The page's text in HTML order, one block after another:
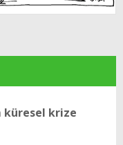
küresel krize